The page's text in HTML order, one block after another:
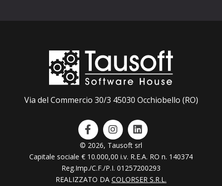
Via del Commercio 30/3 45030 Occhiobello (RO)
© 2026, Tausoft srl
Capitale sociale € 10.000,00 i.v. R.E.A. RO n. 140374
Reg.Imp./C.F./P.I. 01257200293
REALIZZATO DA COLORSER S.R.L.